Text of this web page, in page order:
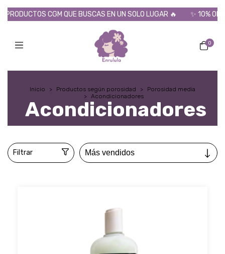
CGM QUE BUSCAS EN UN SOLO LUGAR 🔥 ✨ 10% OFF POR
0
Inicio > Productos según porosidad >
Porosidad media
>
Acondicionadores
Acondicionadores
Filtrar